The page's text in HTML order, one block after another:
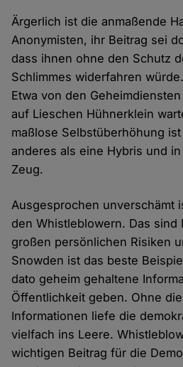
Ärgerlich ist die anmaßende
Anonymisten, ihr Beitrag sei
dass ihnen ohne den Schutz
Schlimmes widerfahren
Etwa von den
auf Lieschen Hühnerklein
maßlose Selbstüberhöhung
anderes als eine Hybris und
Zeug.
Ausgesprochen unverschämt
den Whistleblowern. Das
großen persönlichen Risiken
Snowden ist das beste
dato geheim gehaltene
Öffentlichkeit geben. Ohne
Informationen liefe die
vielfach ins Leere.
wichtigen Beitrag für die